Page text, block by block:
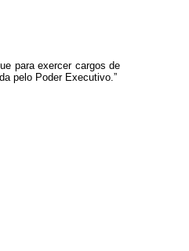
para exercer cargos de
pelo Poder Executivo.”